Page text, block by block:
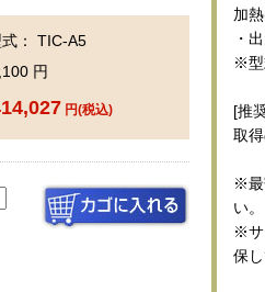
： TIC-A5
円
円(税込)
加
・
※型
[推
取
※最
い。
※サ
保し